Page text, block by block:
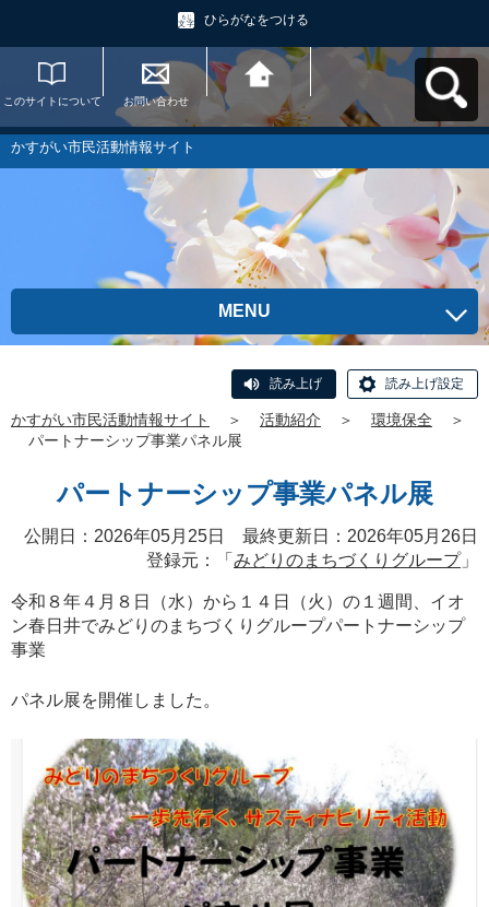
ひらがなをつける
このサイトについて お問い合わせ
かすがい市民活動情
報サイトへ戻る
かすがい市民活動情報サイト
MENU
読み上げ 読み上げ設定
かすがい市民活動情報サイト ＞ 活動紹介 ＞ 環境保全
＞
パートナーシップ事業パネル展
パートナーシップ事業パネル展
公開日：2026年05月25日 最終更新日：2026年05月26日
登録元：「 みどりのまちづくりグループ」
令和８年４月８日（水）から１４日（火）の１週間、イオ
ン春日井でみどりのまちづくりグループパートナーシップ
事業
パネル展を開催しました。